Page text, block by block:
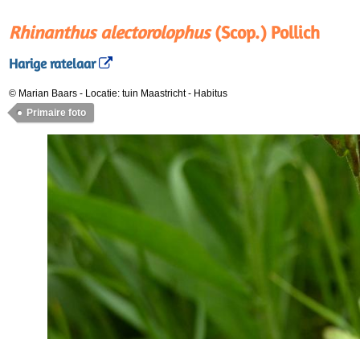
Rhinanthus alectorolophus(Scop.) Pollich
Harige ratelaar
© Marian Baars - Locatie: tuin Maastricht- Habitus
Primaire foto